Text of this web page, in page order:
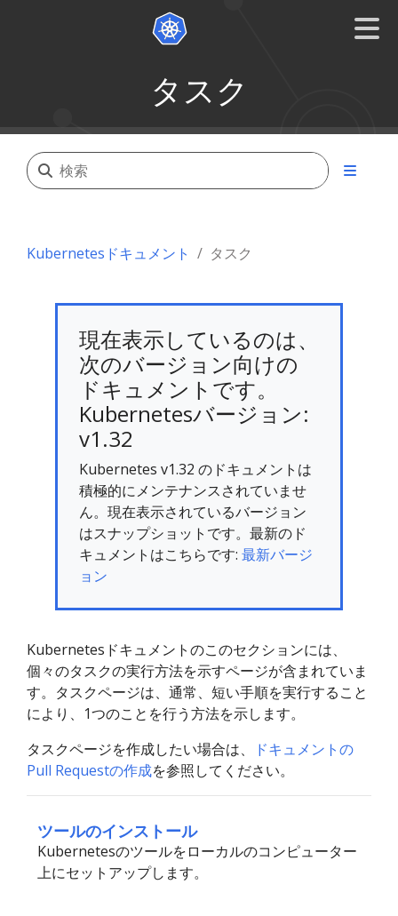
タスク
Kubernetesドキュメント タスク
現在表示しているのは、
次のバージョン向けの
ドキュメントです。
Kubernetesバージョン:
v1.32
Kubernetes v1.32 のドキュメントは
積極的にメンテナンスされていませ
ん。現在表示されているバージョン
はスナップショットです。最新のド
キュメントはこちらです: 最新バージ
ョン
Kubernetesドキュメントのこのセクションには、
個々のタスクの実行方法を示すページが含まれていま
す。タスクページは、通常、短い手順を実行すること
により、1つのことを行う方法を示します。
タスクページを作成したい場合は、
ドキュメントの
Pull Requestの作成を参照してください。
ツールのインストール
Kubernetesのツールをローカルのコンピューター
上にセットアップします。